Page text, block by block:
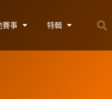
賽事 特輯